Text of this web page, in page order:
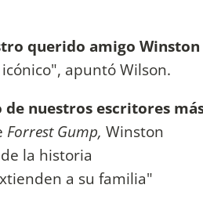
querido amigo Winston
apuntó Wilson.
nuestros escritores
Forrest Gump, Winston
la historia
a su familia"